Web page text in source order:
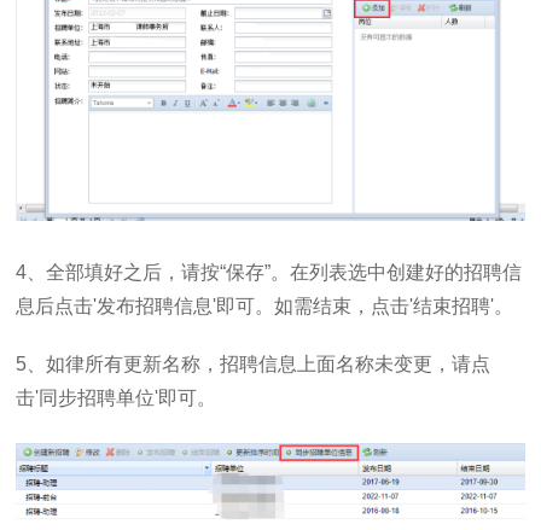
4、全部填好之后，请按“保存”。在列表选中创建好的招聘信
息后点击'发布招聘信息'即可。如需结束，点击'结束招聘'。
5、如律所有更新名称，招聘信息上面名称未变更，请点
击'同步招聘单位'即可。